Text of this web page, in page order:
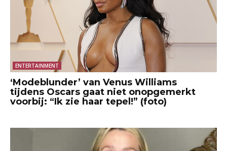
ENTERTAINMENT
‘Modeblunder’ van Venus Williams
tijdens Oscars gaat niet onopgemerkt
voorbij: “Ik zie haar tepel!” (foto)